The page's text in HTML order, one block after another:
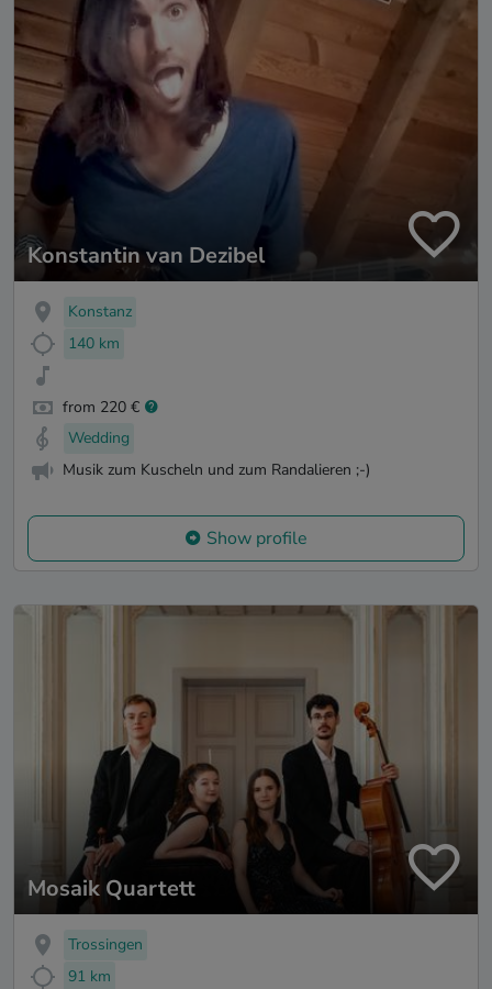
Konstantin van Dezibel
Konstanz
140 km
from 220 €
Wedding
Musik zum Kuscheln und zum Randalieren ;-)
Show profile
Mosaik Quartett
Trossingen
91 km